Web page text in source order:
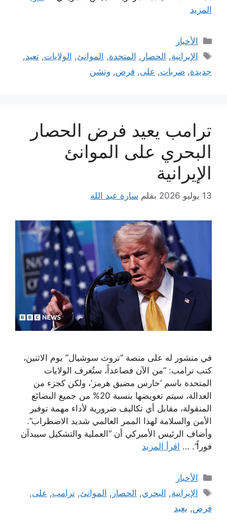
المزيد
التصنيفات
الأخبار
الوسوم
الإيرانية, الحصار , المتحدة, الموانئ, الولايات,تعيد,
جديدة, ضربات, على, فرض, وتشن
ترامب يعيد فرض الحصار
البحري على الموانئ
الإيرانية
13 يوليو 2026 بقلم سارة عبد الله
في منشور له على منصة “تروث سوشيال” يوم الاثنين،
كتب ترامب: “من الآن فصاعداً، ستُعرف الولايات
المتحدة باسم ‘حارس مضيق هرمز’، ولكن كجزء من
العدالة، سيتم تعويضها بنسبة 20% من جميع البضائع
المنقولة، مقابل أي تكاليف ضرورية لأداء مهمة توفير
الأمن والسلامة لهذا الممر العالمي شديد الاضطراب”.
وأضاف الرئيس الأميركي أن “العملية والتشكيل سيبدآن
فوراً”. … اقرأ المزيد
التصنيفات
الأخبار
الوسوم
الإيرانية, البحري, الحصار , الموانئ,ترامب, على,
فرض, يعيد